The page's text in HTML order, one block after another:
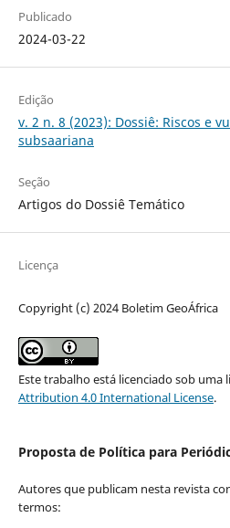
Publicado
2024-03-22
Edição
v. 2 n. 8 (2023): Dossiê: Riscos e
subsaariana
Seção
Artigos do Dossiê Temático
Licença
Copyright (c) 2024 Boletim GeoÁfrica
Este trabalho está licenciado sob uma
Attribution 4.0 International License.
Proposta de Política para
Autores que publicam nesta revista
termos: